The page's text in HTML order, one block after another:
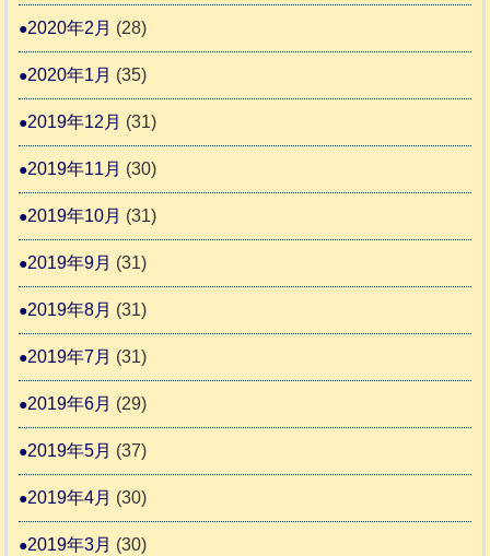
2020年2月 (28)
2020年1月 (35)
2019年12月 (31)
2019年11月 (30)
2019年10月 (31)
2019年9月 (31)
2019年8月 (31)
2019年7月 (31)
2019年6月 (29)
2019年5月 (37)
2019年4月 (30)
2019年3月 (30)